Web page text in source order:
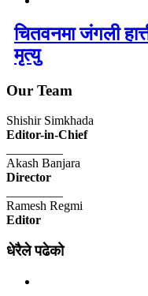
चितवनमा जंगली
मृत्यु
Our Team
Shishir Simkhada
Editor-in-Chief
Akash Banjara
Director
Ramesh Regmi
Editor
धेरैले पढेको